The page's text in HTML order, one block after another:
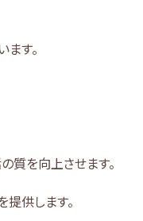
す。
質を向上させます。
供します。